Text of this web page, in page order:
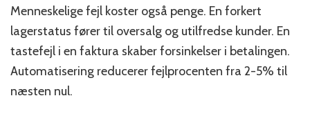
Menneskelige fejl koster også penge. En forkert
lagerstatus fører til oversalg og utilfredse kunder. En
tastefejl i en faktura skaber forsinkelser i betalingen.
Automatisering reducerer fejlprocenten fra 2-5% til
næsten nul.